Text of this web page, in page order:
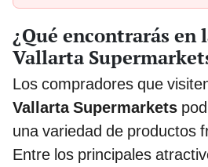
¿Qué encontrarás en
Vallarta
Los compradores que
Vallarta Supermarkets
una variedad de productos
Entre los principales